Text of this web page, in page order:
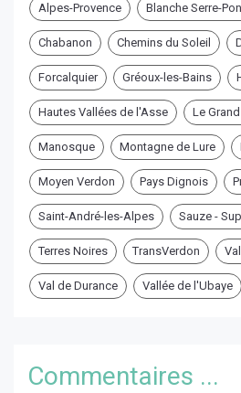
Alpes-Provence Blanche Serre-
Chabanon Chemins du Soleil
Forcalquier Gréoux-les-Bains
Hautes Vallées de l'Asse Le
Manosque Montagne de Lure
Moyen Verdon Pays Dignois
Saint-André-les-Alpes Sauze -
Terres Noires TransVerdon
Val de Durance Vallée de l'Ubaye
Commentaires ...